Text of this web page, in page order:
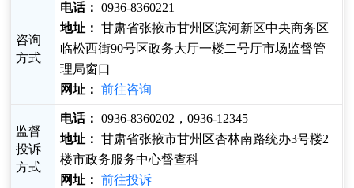
咨询
方式
电话： 0936-8360221
地址： 甘肃省张掖市甘州区滨河新区中央商务区
临松西街90号区政务大厅一楼二号厅市场监督管
理局窗口
网址： 前往咨询
监督
投诉
方式
电话： 0936-8360202，0936-12345
地址： 甘肃省张掖市甘州区杏林南路统办3号楼2
楼市政务服务中心督查科
网址： 前往投诉